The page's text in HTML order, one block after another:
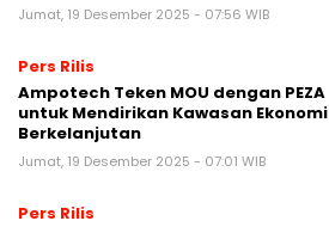
Jumat, 19 Desember 2025 - 07:56 WIB
Pers Rilis
Ampotech Teken MOU dengan PEZA
untuk Mendirikan Kawasan Ekonomi
Berkelanjutan
Jumat, 19 Desember 2025 - 07:01 WIB
Pers Rilis